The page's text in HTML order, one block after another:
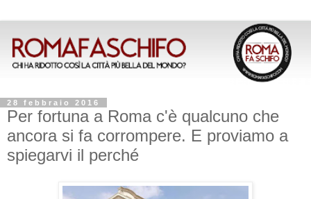
28 febbraio 2016
Per fortuna a Roma c'è qualcuno che
ancora si fa corrompere. E proviamo a
spiegarvi il perché